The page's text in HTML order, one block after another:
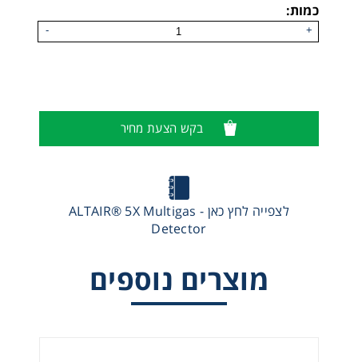
כמות:
+
-
בקש הצעת מחיר
לצפייה לחץ כאן - ALTAIR® 5X Multigas
Detector
מוצרים נוספים
MSA Grid Live Monitor- מערכת לניהול צי הגלאים